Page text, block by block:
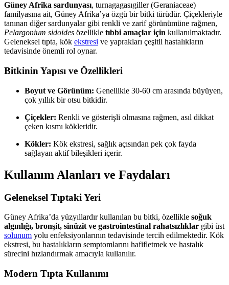
Güney Afrika sardunyası, turnagagasıgiller (Geraniaceae)
familyasına ait, Güney Afrika’ya özgü bir bitki türüdür. Çiçekleriyle
tanınan diğer sardunyalar gibi renkli ve zarif görünümüne rağmen,
Pelargonium sidoides özellikle tıbbi amaçlar için kullanılmaktadır.
Geleneksel tıpta, kök ekstresi ve yaprakları çeşitli hastalıkların
tedavisinde önemli rol oynar.
Bitkinin Yapısı ve Özellikleri
Boyut ve Görünüm: Genellikle 30-60 cm arasında büyüyen,
çok yıllık bir otsu bitkidir.
Çiçekler: Renkli ve gösterişli olmasına rağmen, asıl dikkat
çeken kısmı kökleridir.
Kökler: Kök ekstresi, sağlık açısından pek çok fayda
sağlayan aktif bileşikleri içerir.
Kullanım Alanları ve Faydaları
Geleneksel Tıptaki Yeri
Güney Afrika’da yüzyıllardır kullanılan bu bitki, özellikle soğuk
algınlığı, bronşit, sinüzit ve gastrointestinal rahatsızlıklar gibi üst
solunum yolu enfeksiyonlarının tedavisinde tercih edilmektedir. Kök
ekstresi, bu hastalıkların semptomlarını hafifletmek ve hastalık
sürecini hızlandırmak amacıyla kullanılır.
Modern Tıpta Kullanımı